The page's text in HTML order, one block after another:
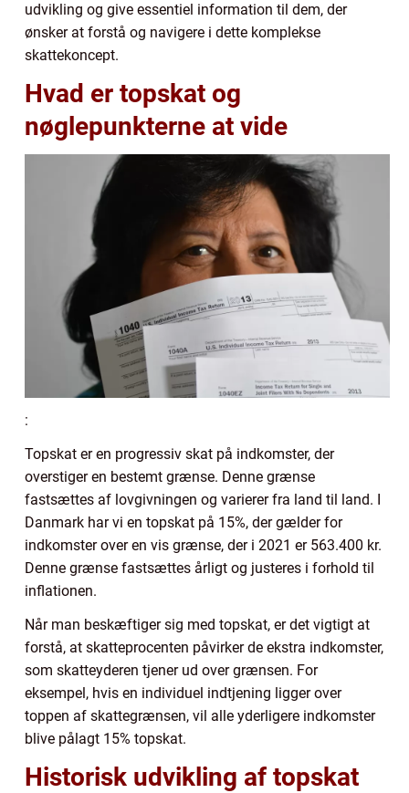
udvikling og give essentiel information til dem, der
ønsker at forstå og navigere i dette komplekse
skattekoncept.
Hvad er topskat og
nøglepunkterne at vide
:
Topskat er en progressiv skat på indkomster, der
overstiger en bestemt grænse. Denne grænse
fastsættes af lovgivningen og varierer fra land til land. I
Danmark har vi en topskat på 15%, der gælder for
indkomster over en vis grænse, der i 2021 er 563.400 kr.
Denne grænse fastsættes årligt og justeres i forhold til
inflationen.
Når man beskæftiger sig med topskat, er det vigtigt at
forstå, at skatteprocenten påvirker de ekstra indkomster,
som skatteyderen tjener ud over grænsen. For
eksempel, hvis en individuel indtjening ligger over
toppen af skattegrænsen, vil alle yderligere indkomster
blive pålagt 15% topskat.
Historisk udvikling af topskat